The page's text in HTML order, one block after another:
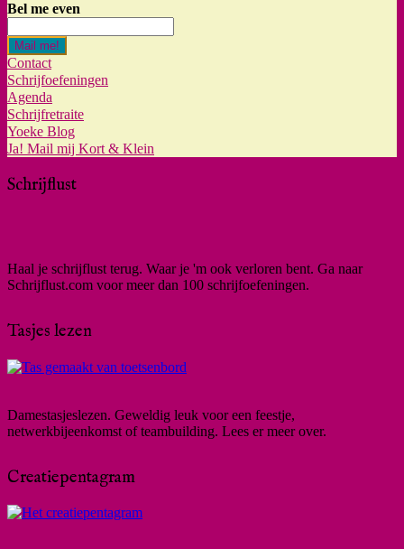
Bel me even
Mail me!
Contact
Schrijfoefeningen
Agenda
Schrijfretraite
Yoeke Blog
Ja! Mail mij Kort & Klein
Schrijflust
Haal je schrijflust terug. Waar je 'm ook verloren bent. Ga naar
Schrijflust.com voor meer dan 100 schrijfoefeningen.
Tasjes lezen
Damestasjeslezen. Geweldig leuk voor een feestje,
netwerkbijeenkomst of teambuilding. Lees er meer over.
Creatiepentagram